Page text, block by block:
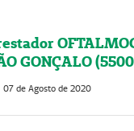
GONÇALO
07 de Agosto de 2020